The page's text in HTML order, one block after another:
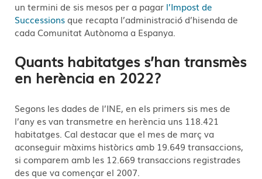
un termini de sis mesos per a pagar l’Impost de
Successionsque recapta l’administració d’hisenda de
cada Comunitat Autònoma a Espanya.
Quants habitatges s’han transmès
en herència en 2022?
Segons les dades de l’INE, en els primers sis mes de
l’any es van transmetre en herència uns 118.421
habitatges. Cal destacar que el mes de març va
aconseguir màxims històrics amb 19.649 transaccions,
si comparem amb les 12.669 transaccions registrades
des que va començar el 2007.